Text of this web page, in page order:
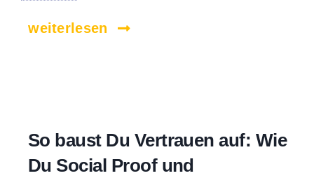
weiterlesen
So baust Du Vertrauen auf: Wie
Du Social Proof und